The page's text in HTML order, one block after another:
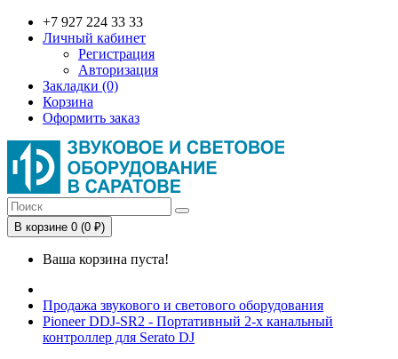
+7 927 224 33 33
Личный кабинет
Регистрация
Авторизация
Закладки (0)
Корзина
Оформить заказ
В корзине 0 (0 ₽)
Ваша корзина пуста!
Продажа звукового и светового оборудования
Pioneer DDJ-SR2 - Портативный 2-х канальный
контроллер для Serato DJ